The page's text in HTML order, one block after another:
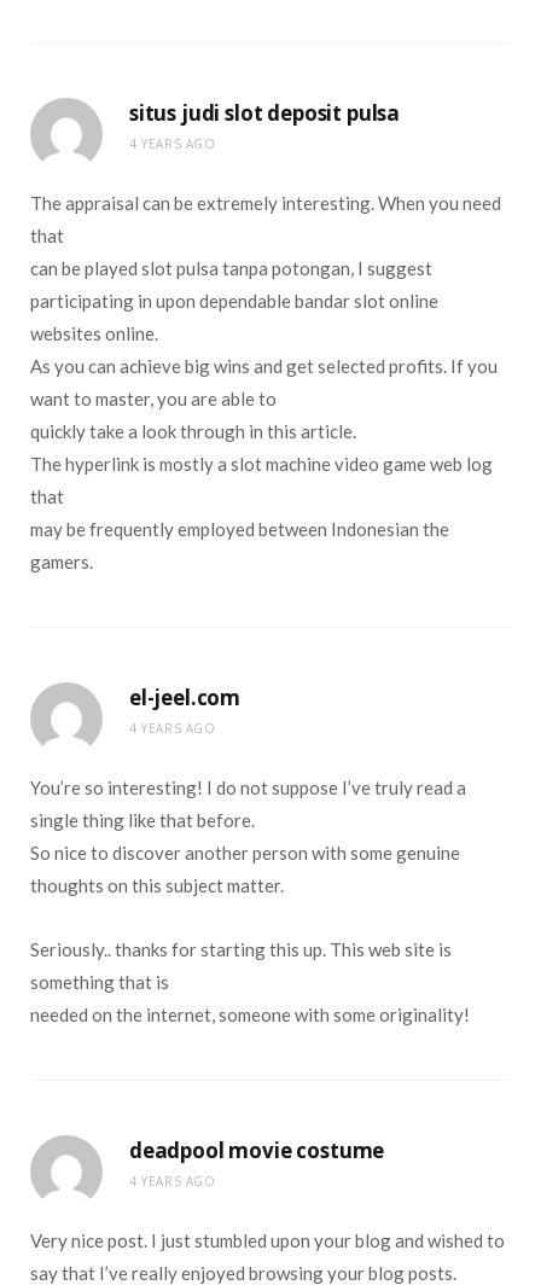
situs judi slot deposit pulsa
4 YEARS AGO
The appraisal can be extremely interesting. When you need
that
can be played slot pulsa tanpa potongan, I suggest
participating in upon dependable bandar slot online
websites online.
As you can achieve big wins and get selected profits. If you
want to master, you are able to
quickly take a look through in this article.
The hyperlink is mostly a slot machine video game web log
that
may be frequently employed between Indonesian the
gamers.
el-jeel.com
4 YEARS AGO
You’re so interesting! I do not suppose I’ve truly read a
single thing like that before.
So nice to discover another person with some genuine
thoughts on this subject matter.
Seriously.. thanks for starting this up. This web site is
something that is
needed on the internet, someone with some originality!
deadpool movie costume
4 YEARS AGO
Very nice post. I just stumbled upon your blog and wished to
say that I’ve really enjoyed browsing your blog posts.